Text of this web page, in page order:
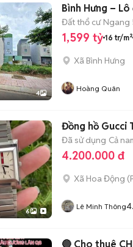
4
Bình Hưng –
Đất thổ cư Ngang
1,599 tỷ 16 tr/m²
Xã Bình Hưng
Hoàng Quân
6
Đồng hồ Gucci
Đã sử dụng Cả
4.200.000 đ
Xã Hoa Động (
Lê Minh Thông
🔵 Cho thuê